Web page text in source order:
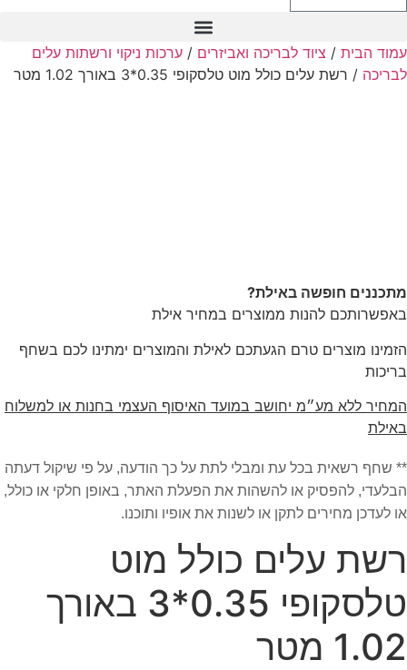
עמוד הבית / ציוד לבריכה ואביזרים / ערכות ניקוי ורשתות עלים
לבריכה / רשת עלים כולל מוט טלסקופי 0.35*3 באורך 1.02 מטר
מתכננים חופשה באילת?
באפשרותכם להנות ממוצרים במחיר אילת
הזמינו מוצרים טרם הגעתכם לאילת והמוצרים ימתינו לכם בשחף
בריכות
המחיר ללא מע״מ יחושב במועד האיסוף העצמי בחנות או למשלוח
באילת
** שחף רשאית בכל עת ומבלי לתת על כך הודעה, על פי שיקול דעתה
הבלעדי, להפסיק או להשהות את הפעלת האתר, באופן חלקי או כולל,
או לעדכן מחירים לתקן או לשנות את אופיו ותוכנו.
רשת עלים כולל מוט
טלסקופי 0.35*3 באורך
1.02 מטר